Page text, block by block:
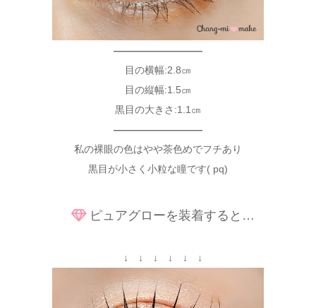
—————————
目の横幅:2.8㎝
目の縦幅:1.5㎝
黒目の大きさ:1.1㎝
—————————
私の裸眼の色はやや茶色めでフチあり
黒目が小さく小粒な瞳です( pq)
ピュアグローを装着すると…
↓ ↓ ↓ ↓ ↓ ↓